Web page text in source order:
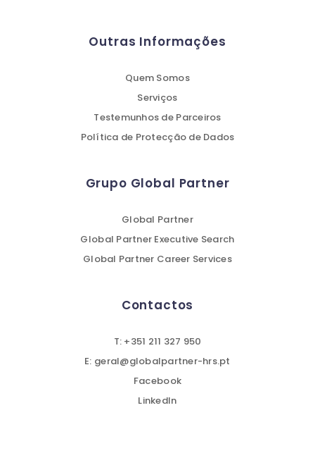
Outras Informações
Quem Somos
Serviços
Testemunhos de Parceiros
Política de Protecção de Dados
Grupo Global Partner
Global Partner
Global Partner Executive Search
Global Partner Career Services
Contactos
T: +351 211 327 950
E: geral@globalpartner-hrs.pt
Facebook
LinkedIn